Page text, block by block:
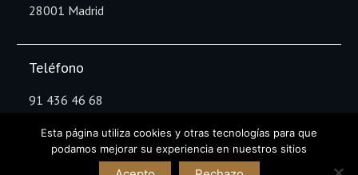
28001 Madrid
Teléfono
91 436 46 68
Copyright Asistencia Integral CRUM © All rights
Esta página utiliza cookies y otras tecnologías para que
podamos mejorar su experiencia en nuestros sitios